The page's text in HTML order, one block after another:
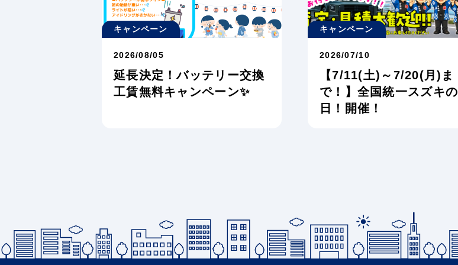
キャンペーン
2026/08/05
延長決定！バッテリー交換
工賃無料キャンペーン✨
キャンペーン
2026/07/10
【7/11(土)～7/20(月)ま
で！】全国統一スズキの
日！開催！